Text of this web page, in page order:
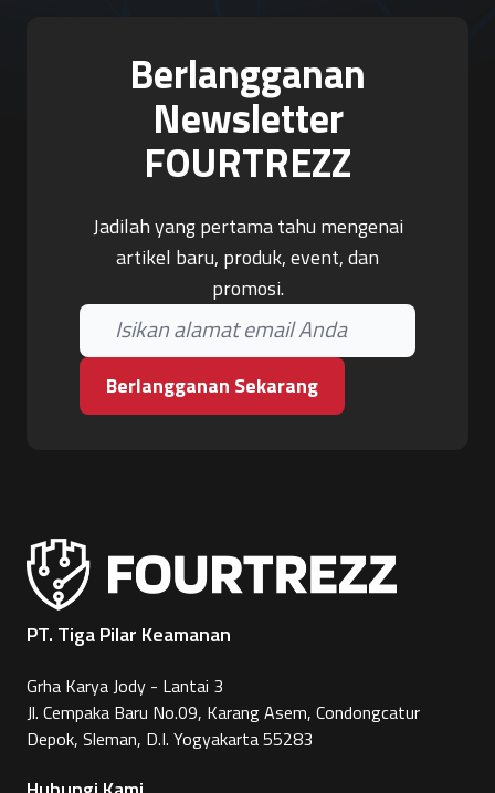
Berlangganan
Newsletter
FOURTREZZ
Jadilah yang pertama tahu mengenai
artikel baru, produk, event, dan
promosi.
Berlangganan Sekarang
PT. Tiga Pilar Keamanan
Grha Karya Jody - Lantai 3
Jl. Cempaka Baru No.09, Karang Asem, Condongcatur
Depok, Sleman, D.I. Yogyakarta 55283